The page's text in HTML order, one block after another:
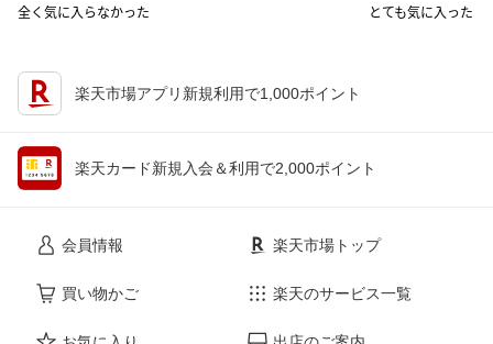
全く気に入らなかった とても気に入った
楽天市場アプリ新規利用で1,000ポイント
楽天カード新規入会＆利用で2,000ポイント
会員情報
買い物かご
楽天市場トップ
楽天のサービス一覧